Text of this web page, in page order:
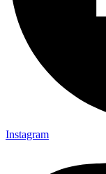
Instagram